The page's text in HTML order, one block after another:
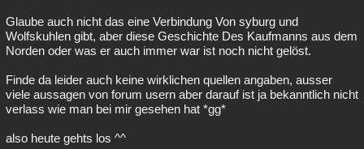
Glaube auch nicht das eine Verbindung Von syburg und
Wolfskuhlen gibt, aber diese Geschichte Des Kaufmanns aus dem
Norden oder was er auch immer war ist noch nicht gelöst.
Finde da leider auch keine wirklichen quellen angaben, ausser
viele aussagen von forum usern aber darauf ist ja bekanntlich nicht
verlass wie man bei mir gesehen hat *gg*
also heute gehts los ^^